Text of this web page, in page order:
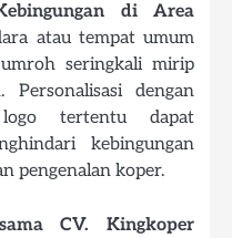
di Area
atau tempat umum
seringkali mirip
Personalisasi dengan
tertentu dapat
kebingungan
pengenalan koper.
CV. Kingkoper